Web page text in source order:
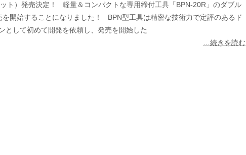
被
その他製品群
ト）発売決定！ 軽量＆コンパクトな専用締付工具「BPN-20R」のダブル
開始することになりました！ BPN型工具は精密な技術力で定評のあるド
として初めて開発を依頼し、発売を開始した
…続きを読む